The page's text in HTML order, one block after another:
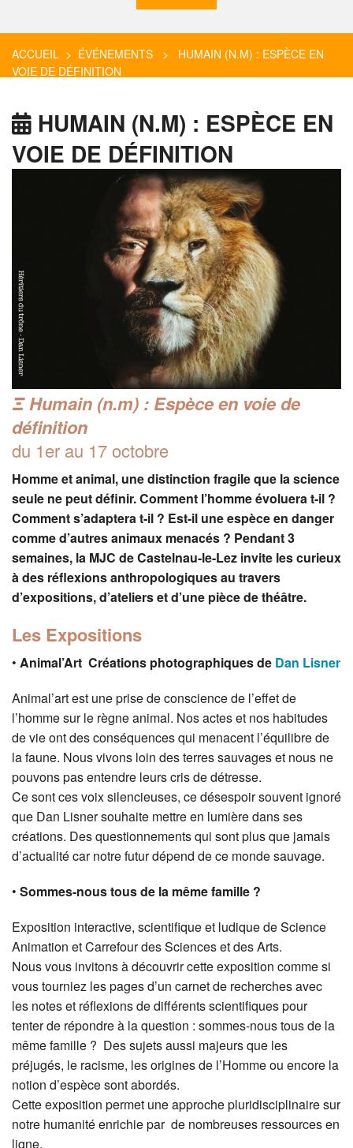
ACCUEIL > ÉVÉNEMENTS > HUMAIN (N.M) : ESPÈCE EN
VOIE DE DÉFINITION
HUMAIN (N.M) : ESPÈCE EN
VOIE DE DÉFINITION
Ξ Humain (n.m) : Espèceen voie de
définition
du 1er au 17 octobre
Homme et animal, une distinction fragile que la science
seule ne peut définir. Comment l’homme évoluera t-il ?
Comment s’adaptera t-il ? Est-il une espèce en danger
comme d’autres animaux menacés ? Pendant 3
semaines, la MJC de Castelnau-le-Lez invite les curieux
à des réflexions anthropologiques au travers
d’expositions, d’ateliers et d’une pièce de théâtre.
Les Expositions
• Animal’Art Créations photographiques de Dan Lisner
Animal’art est une prise de conscience de l’effet de
l’homme sur le règne animal. Nos actes et nos habitudes
de vie ont des conséquences qui menacent l’équilibre de
la faune. Nous vivons loin des terres sauvages et nous ne
pouvons pas entendre leurs cris de détresse.
Ce sont ces voix silencieuses, ce désespoir souvent ignoré
que Dan Lisner souhaite mettre en lumière dans ses
créations. Des questionnements qui sont plus que jamais
d’actualité car notre futur dépend de ce monde sauvage.
• Sommes-nous tous de la même famille ?
Exposition interactive, scientifique et ludique de Science
Animation et Carrefour des Sciences et des Arts.
Nous vous invitons à découvrir cette exposition comme si
vous tourniez les pages d’un carnet de recherches avec
les notes et réflexions de différents scientifiques pour
tenter de répondre à la question : sommes-nous tous de la
même famille ? Des sujets aussi majeurs que les
préjugés, le racisme, les origines de l’Homme ou encore la
notion d’espèce sont abordés.
Cette exposition permet une approche pluridisciplinaire sur
notre humanité enrichie par de nombreuses ressources en
ligne.